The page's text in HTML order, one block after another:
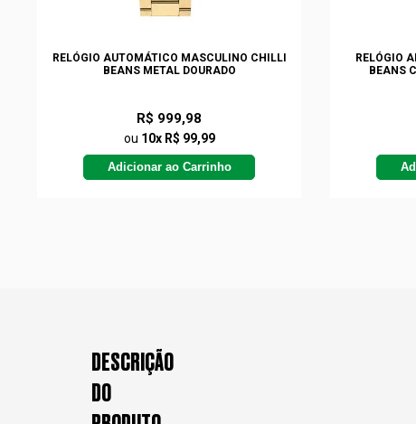
RELÓGIO AUTOMÁTICO MASCULINO CHILLI
BEANS METAL DOURADO
R$ 999,98
ou 10x R$ 99,99
Adicionar ao Carrinho
RELÓGIO
BEANS
DESCRIÇÃO
DO